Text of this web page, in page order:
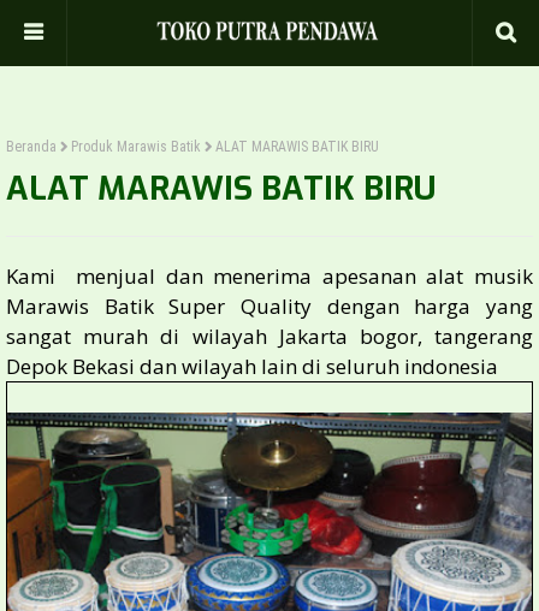
Beranda Produk Marawis Batik ALAT MARAWIS BATIK BIRU
ALAT MARAWIS BATIK BIRU
Kami menjual dan menerima apesanan alat musik
Marawis Batik Super Quality dengan harga yang
sangat murah di wilayah Jakarta bogor, tangerang
Depok Bekasi dan wilayah lain di seluruh indonesia